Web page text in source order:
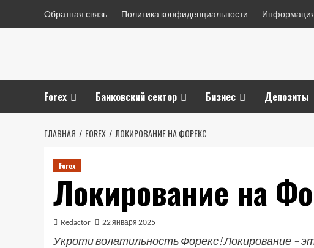
Обратная связь Политика конфиденциальности
Forex Банковский сектор Бизнес Депозиты
ГЛАВНАЯ FOREX ЛОКИРОВАНИЕ НА ФОРЕКС
Forex
Локирование на
Redactor 22 января 2025
Укроти волатильность Форекс! Локирование –